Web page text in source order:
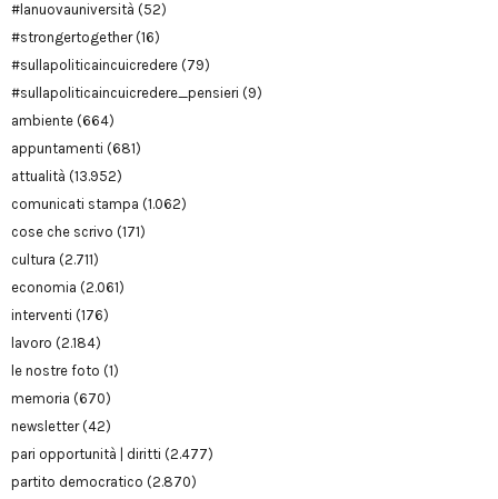
#lanuovauniversità (52)
#strongertogether(16)
#sullapoliticaincuicredere (79)
#sullapoliticaincuicredere_pensieri (9)
ambiente (664)
appuntamenti (681)
attualità (13.952)
comunicati stampa (1.062)
cose che scrivo (171)
cultura (2.711)
economia (2.061)
interventi (176)
lavoro (2.184)
le nostre foto (1)
memoria (670)
newsletter(42)
pari opportunità | diritti (2.477)
partito democratico (2.870)